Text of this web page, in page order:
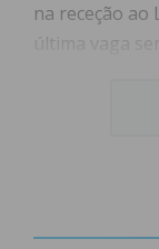
na receção ao
última vaga